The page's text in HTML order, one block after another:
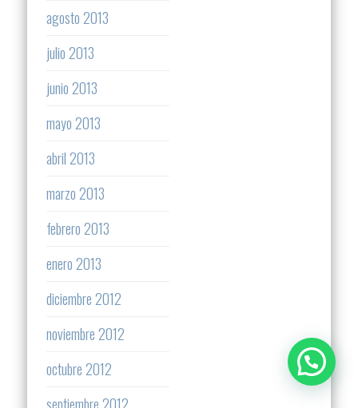
agosto 2013
julio 2013
junio 2013
mayo 2013
abril 2013
marzo 2013
febrero 2013
enero 2013
diciembre 2012
noviembre 2012
octubre 2012
septiembre 2012